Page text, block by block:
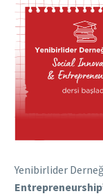
Yenibirlider